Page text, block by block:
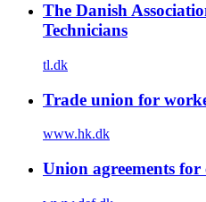
The Danish
Technicians
tl.dk
Trade union for
www.hk.dk
Union agreements for